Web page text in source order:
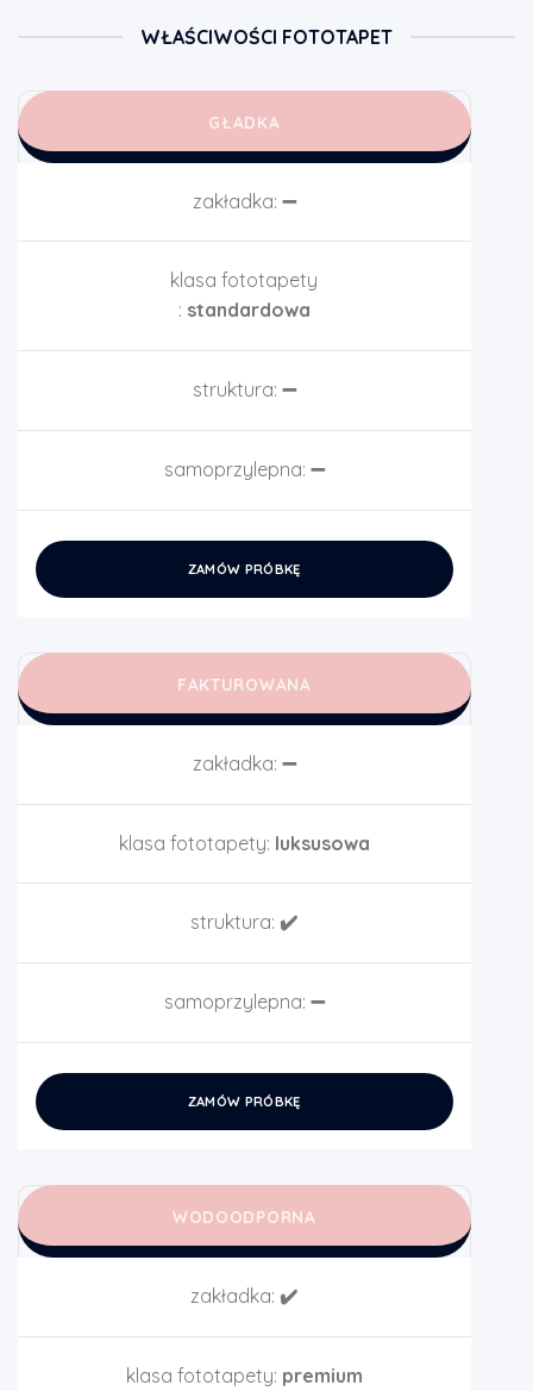
WŁAŚCIWOŚCI FOTOTAPET
GŁADKA
zakładka: ➖
klasa fototapety
: standardowa
struktura: ➖
samoprzylepna: ➖
ZAMÓW PRÓBKĘ
FAKTUROWANA
zakładka: ➖
klasa fototapety: luksusowa
struktura: ✔️
samoprzylepna: ➖
ZAMÓW PRÓBKĘ
WODOODPORNA
zakładka: ✔️
klasa fototapety: premium